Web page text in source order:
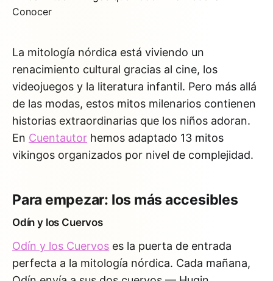
La mitología nórdica está viviendo un
renacimiento cultural gracias al cine, los
videojuegos y la literatura infantil. Pero más allá
de las modas, estos mitos milenarios contienen
historias extraordinarias que los niños adoran.
En Cuentautor hemos adaptado 13 mitos
vikingos organizados por nivel de complejidad.
Para empezar: los más accesibles
Odín y los Cuervos
Odín y los Cuervos es la puerta de entrada
perfecta a la mitología nórdica. Cada mañana,